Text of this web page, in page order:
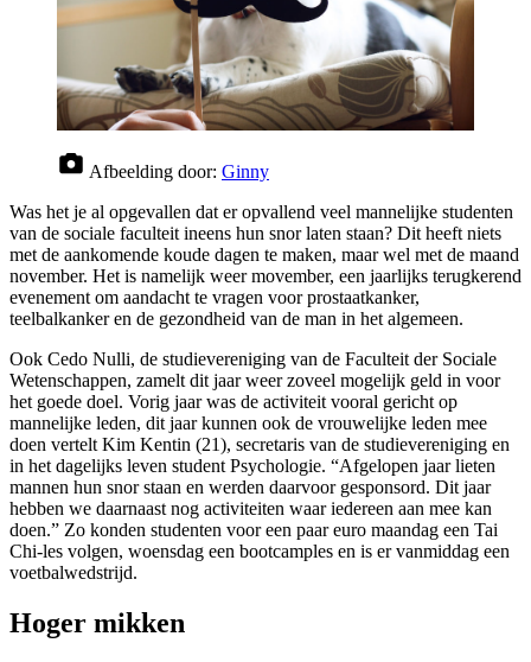
Afbeelding door: Ginny
Was het je al opgevallen dat er opvallend veel mannelijke studenten
van de sociale faculteit ineens hun snor laten staan? Dit heeft niets
met de aankomende koude dagen te maken, maar wel met de maand
november. Het is namelijk weer movember, een jaarlijks terugkerend
evenement om aandacht te vragen voor prostaatkanker,
teelbalkanker en de gezondheid van de man in het algemeen.
Ook Cedo Nulli, de studievereniging van de Faculteit der Sociale
Wetenschappen, zamelt dit jaar weer zoveel mogelijk geld in voor
het goede doel. Vorig jaar was de activiteit vooral gericht op
mannelijke leden, dit jaar kunnen ook de vrouwelijke leden mee
doen vertelt Kim Kentin (21), secretaris van de studievereniging en
in het dagelijks leven student Psychologie. “Afgelopen jaar lieten
mannen hun snor staan en werden daarvoor gesponsord. Dit jaar
hebben we daarnaast nog activiteiten waar iedereen aan mee kan
doen.” Zo konden studenten voor een paar euro maandag een Tai
Chi-les volgen, woensdag een bootcamples en is er vanmiddag een
voetbalwedstrijd.
Hoger mikken